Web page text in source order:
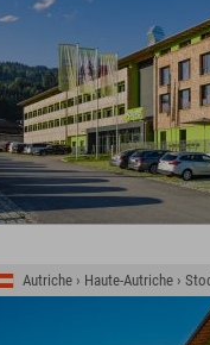
Autriche › Haute-Autriche ›